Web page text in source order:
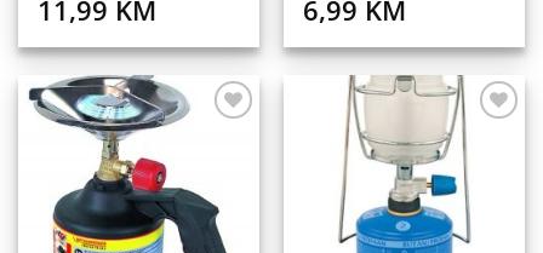
Original
price
was:
15,99 KM.
11,99 KM
is:
11,99 KM.
Original
price
was:
9,99 KM.
6,99 KM
is:
6,99 KM.